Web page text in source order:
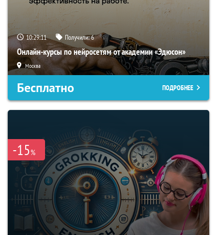
10:29:10 Получили:6
Онлайн-курсы по нейросетям от академии «Эдюсон»
Москва
Бесплатно ПОДРОБНЕЕ
-15%